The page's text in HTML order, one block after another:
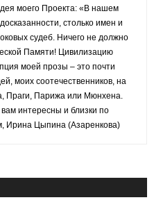
моего Проекта: «В нашем
столько имен и
судеб. Ничего не должно
Памяти! Цивилизацию
моей прозы – это почти
моих соотечественников, на
Праги, Парижа или Мюнхена.
интересны и близки по
Ирина Цыпина (Азаренкова)